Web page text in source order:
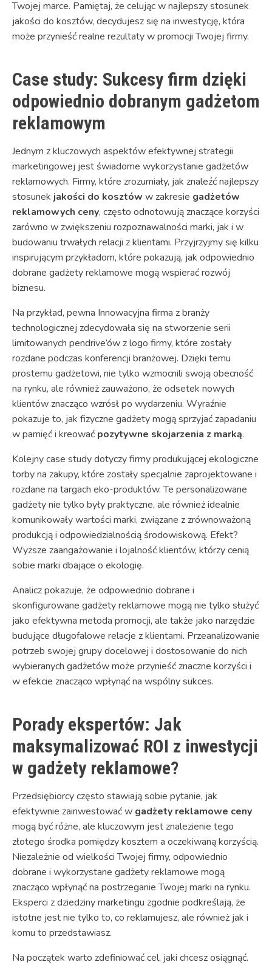
Twojej marce. Pamiętaj, że celując w najlepszy stosunek
jakości do kosztów, decydujesz się na inwestycję, która
może przynieść realne rezultaty w promocji Twojej firmy.
Case study: Sukcesy firm dzięki
odpowiednio dobranym gadżetom
reklamowym
Jednym z kluczowych aspektów efektywnej strategii
marketingowej jest świadome wykorzystanie gadżetów
reklamowych. Firmy, które zrozumiały, jak znaleźć najlepszy
stosunek jakości do kosztów w zakresie gadżetów
reklamowych ceny, często odnotowują znaczące korzyści
zarówno w zwiększeniu rozpoznawalności marki, jak i w
budowaniu trwałych relacji z klientami. Przyjrzyjmy się kilku
inspirującym przykładom, które pokazują, jak odpowiednio
dobrane gadżety reklamowe mogą wspierać rozwój
biznesu.
Na przykład, pewna Innowacyjna firma z branży
technologicznej zdecydowała się na stworzenie serii
limitowanych pendrive’ów z logo firmy, które zostały
rozdane podczas konferencji branżowej. Dzięki temu
prostemu gadżetowi, nie tylko wzmocnili swoją obecność
na rynku, ale również zauważono, że odsetek nowych
klientów znacząco wzrósł po wydarzeniu. Wyraźnie
pokazuje to, jak fizyczne gadżety mogą sprzyjać zapadaniu
w pamięć i kreować pozytywne skojarzenia z marką.
Kolejny case study dotyczy firmy produkującej ekologiczne
torby na zakupy, które zostały specjalnie zaprojektowane i
rozdane na targach eko-produktów. Te personalizowane
gadżety nie tylko były praktyczne, ale również idealnie
komunikowały wartości marki, związane z zrównoważoną
produkcją i odpowiedzialnością środowiskową. Efekt?
Wyższe zaangażowanie i lojalność klientów, którzy cenią
sobie marki dbające o ekologię.
Analicz pokazuje, że odpowiednio dobrane i
skonfigurowane gadżety reklamowe mogą nie tylko służyć
jako efektywna metoda promocji, ale także jako narzędzie
budujące długofalowe relacje z klientami. Przeanalizowanie
potrzeb swojej grupy docelowej i dostosowanie do nich
wybieranych gadżetów może przynieść znaczne korzyści i
w efekcie znacząco wpłynąć na wspólny sukces.
Porady ekspertów: Jak
maksymalizować ROI z inwestycji
w gadżety reklamowe?
Przedsiębiorcy często stawiają sobie pytanie, jak
efektywnie zainwestować w gadżety reklamowe ceny
mogą być różne, ale kluczowym jest znalezienie tego
złotego środka pomiędzy kosztem a oczekiwaną korzyścią.
Niezależnie od wielkości Twojej firmy, odpowiednio
dobrane i wykorzystane gadżety reklamowe mogą
znacząco wpłynąć na postrzeganie Twojej marki na rynku.
Eksperci z dziedziny marketingu zgodnie podkreślają, że
istotne jest nie tylko to, co reklamujesz, ale również jak i
komu to przedstawiasz.
Na początek warto zdefiniować cel, jaki chcesz osiągnąć.